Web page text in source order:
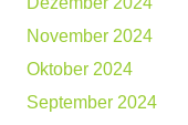
November 2024
Oktober 2024
September 2024